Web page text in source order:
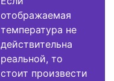
отображаемая
температура не
действительна
реальной, то
стоит произвести